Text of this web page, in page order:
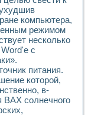
компьютера,
режимом
несколько
с
питания.
которой,
в-
ВАХ солнечного